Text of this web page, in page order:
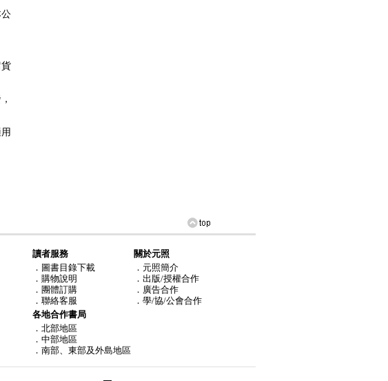
讀者服務
．圖書目錄下載
．購物說明
．團體訂購
．聯絡客服
各地合作書局
．北部地區
．中部地區
．南部、東部及外島地區
關於元照
．元照簡介
．出版/授權合作
．廣告合作
．學/協/公會合作